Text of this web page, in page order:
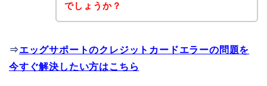
でしょうか？
⇒エッグサポートのクレジットカードエラーの問題を
今すぐ解決したい方はこちら